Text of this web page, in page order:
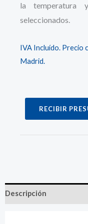
la temperatura
seleccionados.
IVA Incluído. Precio
Madrid.
RECIBIR
Descripción